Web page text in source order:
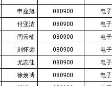
申座旭 080900
电
付亚洁 080900
电
闫云楠 080900
电
刘怀远 080900
电
尤志佳 080900
电
徐焕博 080900
电